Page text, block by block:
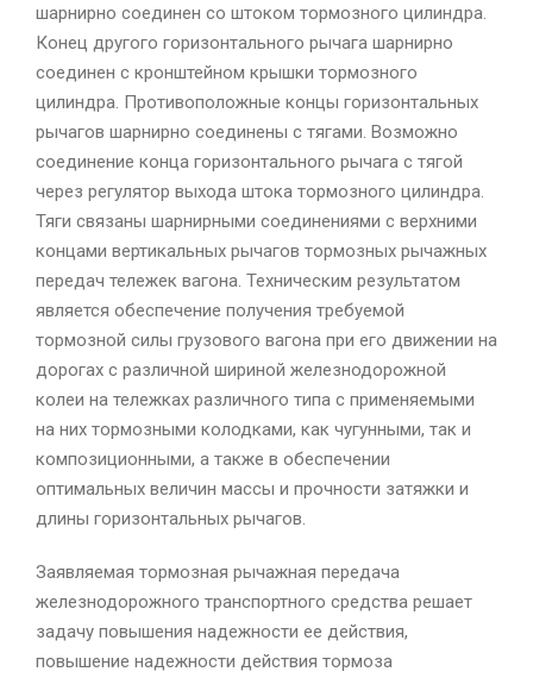
шарнирно соединен со штоком тормозного цилиндра.
Конец другого горизонтального рычага шарнирно
соединен с кронштейном крышки тормозного
цилиндра. Противоположные концы горизонтальных
рычагов шарнирно соединены с тягами. Возможно
соединение конца горизонтального рычага с тягой
через регулятор выхода штока тормозного цилиндра.
Тяги связаны шарнирными соединениями с верхними
концами вертикальных рычагов тормозных рычажных
передач тележек вагона. Техническим результатом
является обеспечение получения требуемой
тормозной силы грузового вагона при его движении на
дорогах с различной шириной железнодорожной
колеи на тележках различного типа с применяемыми
на них тормозными колодками, как чугунными, так и
композиционными, а также в обеспечении
оптимальных величин массы и прочности затяжки и
длины горизонтальных рычагов.
Заявляемая тормозная рычажная передача
железнодорожного транспортного средства решает
задачу повышения надежности ее действия,
повышение надежности действия тормоза